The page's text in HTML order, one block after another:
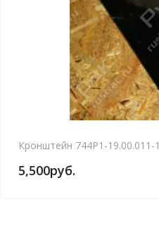
Кронштейн 744Р1-19.00.011-1
5,500руб.